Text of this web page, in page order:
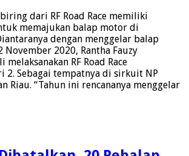
dari RF Road Race memiliki
memajukan balap motor di
dengan menggelar balap
November 2020, Rantha Fauzy
RF Road Race
2. Sebagai tempatnya di sirkuit NP
Riau. “Tahun ini rencananya menggelar